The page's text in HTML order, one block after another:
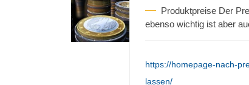
Produktpreise Der
ebenso wichtig ist aber
https://homepage-nach-
lassen/